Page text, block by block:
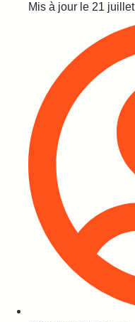
Mis à jour le 21 juillet